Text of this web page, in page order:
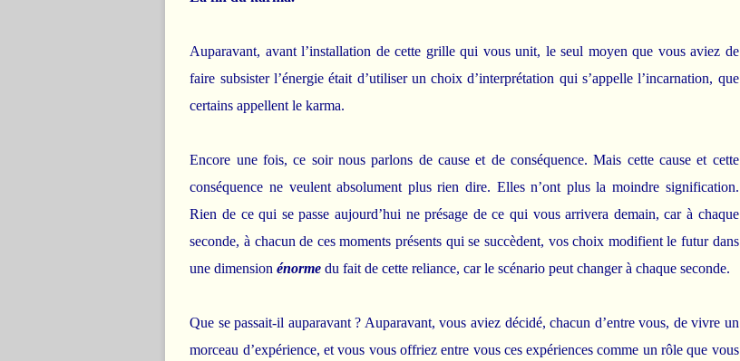
Auparavant, avant l’installation de cette grille qui vous unit, le seul moyen que vous aviez de
faire subsister l’énergie était d’utiliser un choix d’interprétation qui s’appelle l’incarnation, que
certains appellent le karma.
Encore une fois, ce soir nous parlons de cause et de conséquence. Mais cette cause et cette
conséquence ne veulent absolument plus rien dire. Elles n’ont plus la moindre signification.
Rien de ce qui se passe aujourd’hui ne présage de ce qui vous arrivera demain, car à chaque
seconde, à chacun de ces moments présents qui se succèdent, vos choix modifient le futur dans
une dimensionénorme du fait de cette reliance, car le scénario peut changer à chaque seconde.
Que se passait-il auparavant ? Auparavant, vous aviez décidé, chacun d’entre vous, de vivre un
morceau d’expérience, et vous vous offriez entre vous ces expériences comme un rôle que vous